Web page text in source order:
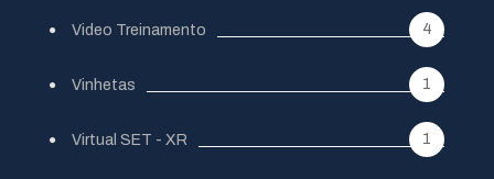
Video Treinamento 4
Vinhetas 1
Virtual SET - XR 1